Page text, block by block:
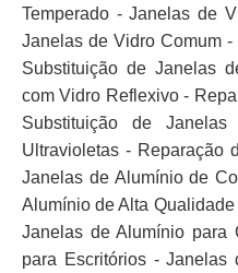
Temperado - Janelas de
Janelas de Vidro Comum
Substituição de Janelas
com Vidro Reflexivo -
Substituição de
Ultravioletas - Reparação
Janelas de Alumínio de
Alumínio de Alta
Janelas de Alumínio para
para Escritórios - Janelas